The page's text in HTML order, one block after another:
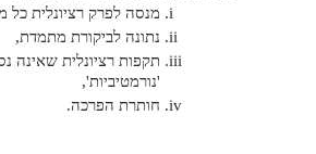
מנסה לפרק רציונלית כל
נתונה לביקורת מתמדת,
תקפות רציונלית שאינה
'נורמטיביות',
חותרת הפרכה.